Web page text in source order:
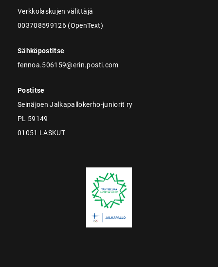
Verkkolaskujen välittäjä
003708599126 (OpenText)
Sähköpostitse
fennoa.506159@erin.posti.com
Postitse
Seinäjoen Jalkapallokerho-juniorit ry
PL 59149
01051 LASKUT